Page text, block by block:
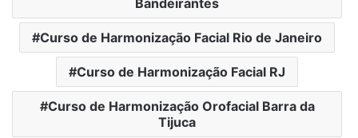
Curso de Harmonização Facial Rio de Janeiro
Curso de Harmonização Facial RJ
Curso de Harmonização Orofacial Barra da
Tijuca